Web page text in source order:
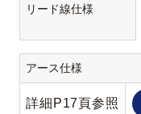
リード線仕様
アース仕様
詳細P17頁参照